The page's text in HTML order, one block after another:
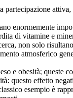
enormemente
di vitamine e
non solo
atmosferico
e obesità; queste
questo effetto
esempio è